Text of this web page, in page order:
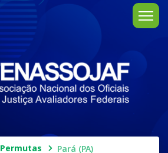
Permutas Pará (PA)